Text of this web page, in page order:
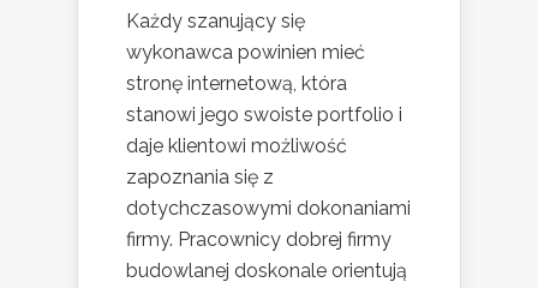
Każdy szanujący się
wykonawca powinien mieć
stronę internetową, która
stanowi jego swoiste portfolio i
daje klientowi możliwość
zapoznania się z
dotychczasowymi dokonaniami
firmy. Pracownicy dobrej firmy
budowlanej doskonale orientują